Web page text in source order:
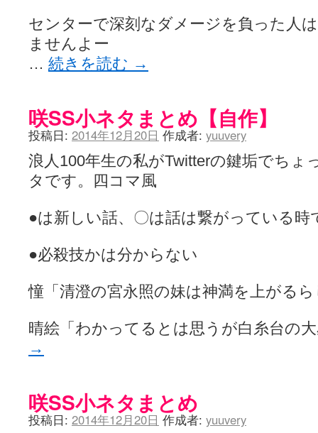
ヤンデレ・狂気の百合SSブログ / 【咲-Saki-SS：久咲】そして私たち
迷子の坊やのみちくさ日記 / 【連載感想】宮永照についてのあれこれ
私的素敵ジャンク / [咲-Saki-] 咲-Saki-第168局［端緒］感想
麻雀自由帳 - 咲-Saki- / 咲-Saki-第168局[端緒]感想 照-Teru- 追憶編第
LAT. 39°20' N - 咲-Saki- / 永水航路 3 - 霧島の姫は、深山幽谷の頂で
低姿勢ニワカの麻雀 / マイナーカップリングSS感想 (07:31)
Hinamado blog - 咲-Saki- / リハビリテーション (04:56)
咲ワン・neo[仮] / 私事。 (01:19)
EL HOLAZO - 咲-Saki- / 吉野から上り方面の帰り道、亀山JCT-四日市
何の変哲もない咲の地名紹介 / 小鍛治さんが通っていた小学校 茨城
咲-Saki-.長野編をにょろんと見てみるブログ - 咲-Saki- / 第143局[応変
咲-Saki-カツゲン備忘録 / 咲-Saki-154局 【奮起】 マジかー！ (13:30)
百合っぽいぶろぐ - 咲-Saki- / シノハユ the down of age 5巻 (06:32)
妥当麻雀界ブログ / コミックマーケット８９に参加します
咲-saki-速報 / 一時休止のお知らせ
咲っ考 / 何故咲は大将で、照は先鋒なのか？ (15:20)
What You Mean ? - 咲-Saki- / 第2回清澄エリア聖地巡礼ツアーレポート
アルカ茄子 / 戒能物怪録 キングとはいったい誰なのか？
竹ブログ - 咲-Saki- / 【咲-Saki-】ゲームが待ち遠しい件
SSSSS(-saki-しゃーぷしゅーとしょーとすとーりー) - 咲-saki- / 豊
センターで深刻なダメージを負った人
ませんよー
… 続きを読む →
咲SS小ネタまとめ【自作】
投稿日: 2014年12月20日 作成者: yuuvery
浪人100年生の私がTwitterの鍵垢でちょ
タです。四コマ風
●は新しい話、〇は話は繋がっている時
●必殺技かは分からない
憧「清澄の宮永照の妹は神満を上がる
晴絵「わかってるとは思うが白糸台の
→
咲SS小ネタまとめ
投稿日: 2014年12月20日 作成者: yuuvery